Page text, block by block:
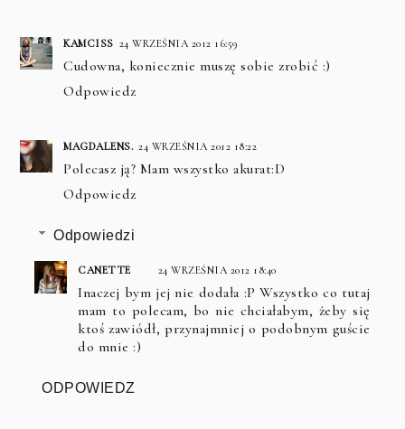
KAMCISS 24 WRZEŚNIA 2012 16:59
Cudowna, koniecznie muszę sobie zrobić :)
Odpowiedz
MAGDALENS. 24 WRZEŚNIA 2012 18:22
Polecasz ją? Mam wszystko akurat:D
Odpowiedz
Odpowiedzi
CANETTE 24 WRZEŚNIA 2012 18:40
Inaczej bym jej nie dodała :P Wszystko co tutaj
mam to polecam, bo nie chciałabym, żeby się
ktoś zawiódł, przynajmniej o podobnym guście
do mnie :)
ODPOWIEDZ